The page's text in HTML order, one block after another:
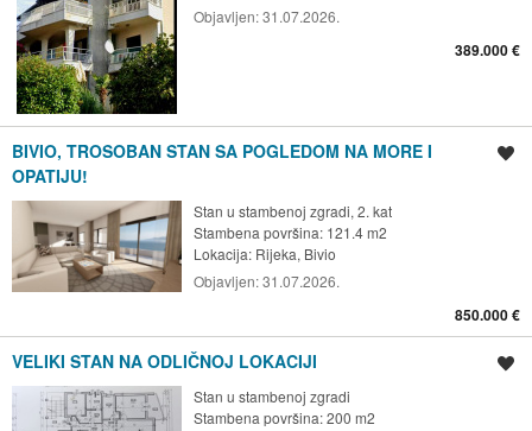
Objavljen:31.07.2026.
389.000 €
BIVIO, TROSOBAN STAN SA POGLEDOM NA MORE I
OPATIJU!
Stan u stambenoj zgradi, 2. kat
Stambena površina: 121.4 m2
Lokacija: Rijeka, Bivio
Objavljen:31.07.2026.
850.000 €
VELIKI STAN NA ODLIČNOJ LOKACIJI
Stan u stambenoj zgradi
Stambena površina: 200 m2